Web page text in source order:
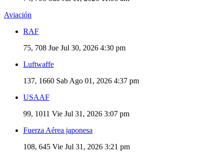
Aviación
RAF
75, 708 Jue Jul 30, 2026 4:30 pm
Luftwaffe
137, 1660 Sab Ago 01, 2026 4:37 pm
USAAF
99, 1011 Vie Jul 31, 2026 3:07 pm
Fuerza Aérea japonesa
108, 645 Vie Jul 31, 2026 3:21 pm